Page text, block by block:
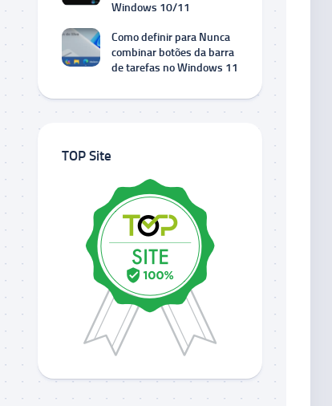
Windows 10/11
Como definir para Nunca
combinar botões da barra
de tarefas no Windows 11
TOP Site